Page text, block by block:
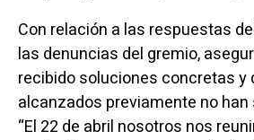
Con relación a las respuestas
las denuncias del gremio,
recibido soluciones concretas y
alcanzados previamente no
“El 22 de abril nosotros nos